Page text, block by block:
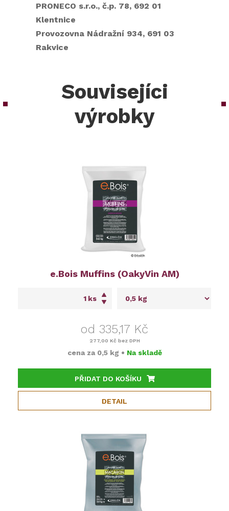
PRONECO s.r.o., č.p. 78, 692 01
Klentnice
Provozovna Nádražní 934, 691 03
Rakvice
Souvisejíci
výrobky
e.Bois Muffins (OakyVin AM)
ks
od 335,17 Kč
277,00 Kč bez DPH
cena za 0,5 kg • Na skladě
PŘIDAT DO KOŠÍKU
DETAIL